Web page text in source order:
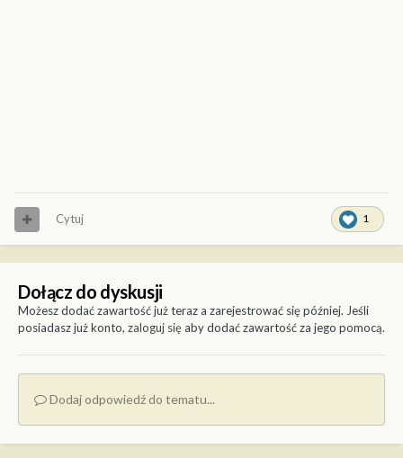
1
Cytuj
Dołącz do dyskusji
Możesz dodać zawartość już teraz a zarejestrować się później. Jeśli
posiadasz już konto, zaloguj sięaby dodać zawartość za jego pomocą.
Dodaj odpowiedź do tematu...